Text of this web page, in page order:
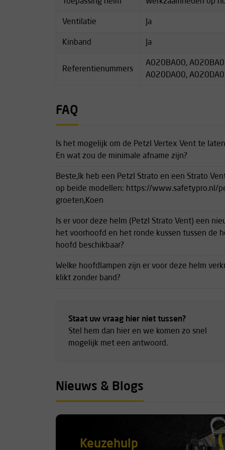
Ventilatie Ja
Kinband Ja
Referentienummers
A020BA00,
A020DA00,
FAQ
Is het mogelijk om de Petzl Vertex Vent te
En wat zou de minimale afname zijn?
Beste,Ik heb een Petzl Strato en een Strato
op beide modellen: https://www.safetypro.nl/
groeten,Koen
Is er voor deze helm (Petzl Strato Vent) een
het voorhoofd en het ronde kussen tussen de
hoofd beschikbaar?
Welke hoofdlampen zijn er voor deze helm
klikt zonder band?
Staat uw vraag hier niet tussen?
Stel hem dan hier en we komen zo snel
mogelijk met een antwoord.
Nieuws & Blogs
Keuzehulp